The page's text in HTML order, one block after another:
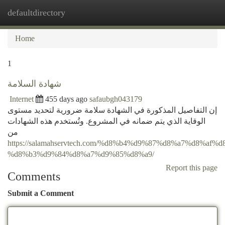
defaultdirectory
Home
1
شهادة السلامة
Internet 455 days ago safaubgh043179
إن التفاصيل المذكورة في الشهادة سلامة ضرورية لتحديد مستوى
الوقاية الذي يتم ضمانه في المشروع. وتُستخدم هذه الشهادات
من
https://salamahservtech.com/
%d8%b3%d9%84%d8%a7%d9%85%d8%a9/
Report this page
Comments
Submit a Comment